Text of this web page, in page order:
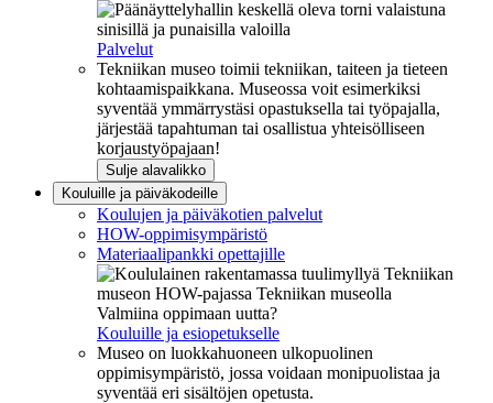
Palvelut
Tekniikan museo toimii tekniikan, taiteen ja tieteen
kohtaamispaikkana. Museossa voit esimerkiksi
syventää ymmärrystäsi opastuksella tai työpajalla,
järjestää tapahtuman tai osallistua yhteisölliseen
korjaustyöpajaan!
Sulje alavalikko
Kouluille ja päiväkodeille
Koulujen ja päiväkotien palvelut
HOW-oppimisympäristö
Materiaalipankki opettajille
Valmiina oppimaan uutta?
Kouluille ja esiopetukselle
Museo on luokkahuoneen ulkopuolinen
oppimisympäristö, jossa voidaan monipuolistaa ja
syventää eri sisältöjen opetusta.